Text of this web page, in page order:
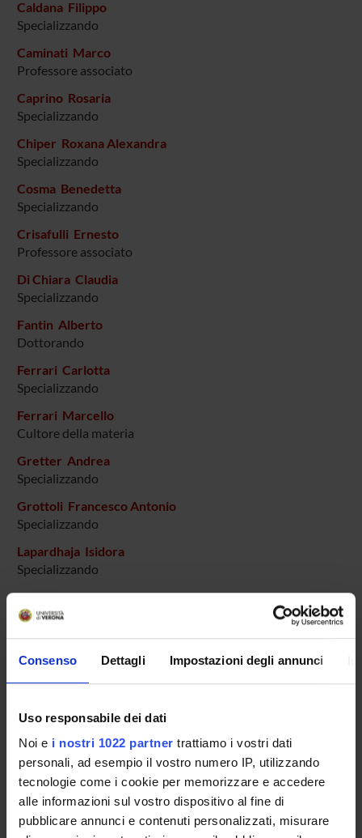
Consenso Dettagli Impostazioni degli annunci
Uso responsabile dei dati
Noi e i nostri 1022 partner trattiamo i vostri dati
personali, ad esempio il vostro numero IP, utilizzando
tecnologie come i cookie per memorizzare e accedere
alle informazioni sul vostro dispositivo al fine di
pubblicare annunci e contenuti personalizzati, misurare
Caldana Filippo
Specializzando
Caminati Marco
Professore associato
Caprino Rosaria
Specializzando
Chiper Roxana Alexandra
Specializzando
Cosma Benedetta
Specializzando
Crisafulli Ernesto
Professore associato
Di Chiara Claudia
Specializzando
Fantin Alberto
Dottorando
Ferrari Carlotta
Specializzando
Ferrari Marcello
Cultore della materia
Gretter Andrea
Specializzando
Grottoli Francesco Antonio
Specializzando
Lapardhaja Isidora
Specializzando
Specializzando
Specializzando
Specializzando
Manera Massimiliano
Specializzando
Mileto Matteo
Specializzando
Olivato Alessia